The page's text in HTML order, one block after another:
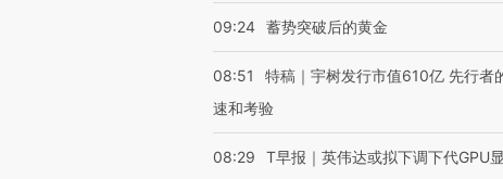
09:24 蓄势突破后的黄金
08:51
特稿｜宇树发行市值610亿 先行者
速和考验
08:29
T早报｜英伟达或拟下调下代GPU